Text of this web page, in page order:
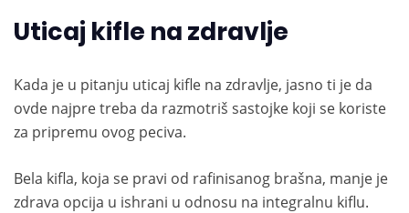
Uticaj kifle na zdravlje
Kada je u pitanju uticaj kifle na zdravlje, jasno ti je da
ovde najpre treba da razmotriš sastojke koji se koriste
za pripremu ovog peciva.
Bela kifla, koja se pravi od rafinisanog brašna, manje je
zdrava opcija u ishrani u odnosu na integralnu kiflu.